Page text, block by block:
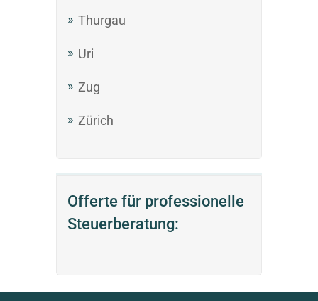
Thurgau
Uri
Zug
Zürich
Offerte für professionelle
Steuerberatung: